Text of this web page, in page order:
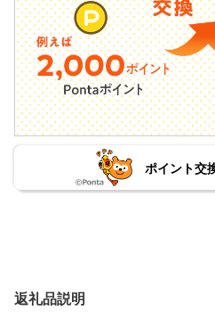
ポイント交
返礼品説明